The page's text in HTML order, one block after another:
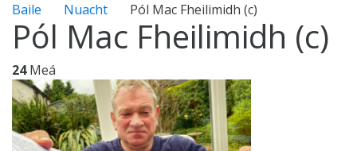
Baile Nuacht Pól Mac Fheilimidh (c)
Pól Mac Fheilimidh (c)
24Meá